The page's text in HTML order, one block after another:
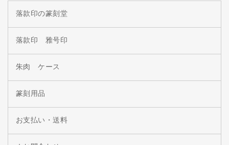
落款印の篆刻堂
落款印 雅号印
朱肉 ケース
篆刻用品
お支払い・送料